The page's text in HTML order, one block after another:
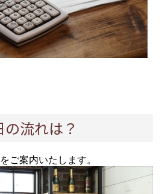
の流れは？
ご案内いたします。